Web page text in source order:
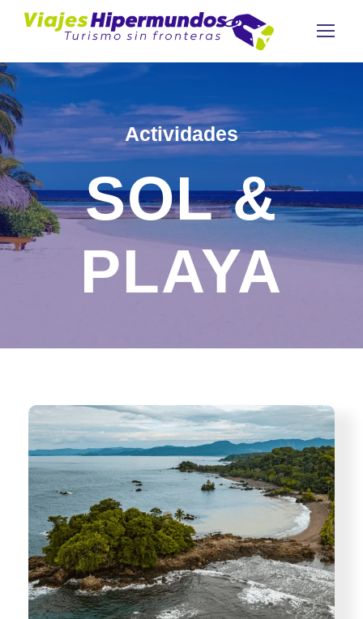
Actividades
SOL &
PLAYA